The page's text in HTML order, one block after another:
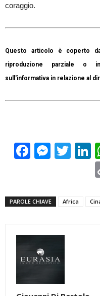
coraggio.
Questo articolo è coperto
riproduzione parziale o
sull'informativa in relazione al
PAROLE CHIAVE Africa